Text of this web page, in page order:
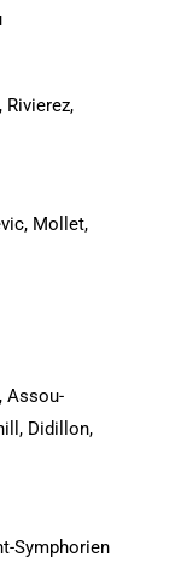
Rivierez,
Mollet,
Assou-
Didillon,
Symphorien